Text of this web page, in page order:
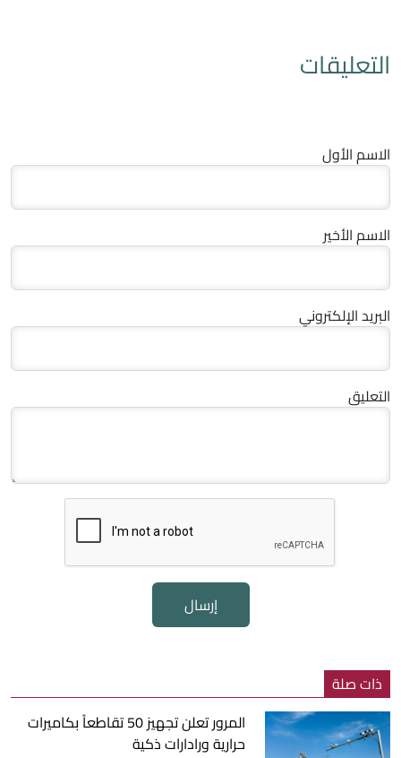
التعليقات
الاسم الأول
الاسم الأخير
البريد الإلكتروني
التعليق
إرسال
ذات صلة
المرور تعلن تجهيز 50 تقاطعاً بكاميرات
حرارية ورادارات ذكية